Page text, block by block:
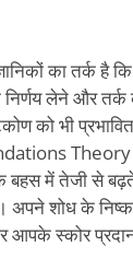
का तर्क है
लेने और
को भी
बहस में तेजी से
शोध के
स्कोर प्रदान